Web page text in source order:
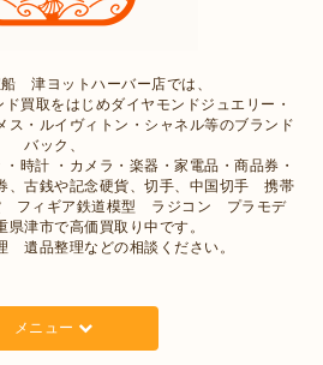
津ヨットハーバー店では、
買取をはじめダイヤモンドジュエリー・
ス・ルイヴィトン・シャネル等のブランド
バック、
時計 ・カメラ・楽器・家電品・商品券・
、古銭や記念硬貨、切手、中国切手 携帯
フィギア鉄道模型 ラジコン プラモデ
津市で高価買取り中です。
遺品整理などの相談ください。
メニュー